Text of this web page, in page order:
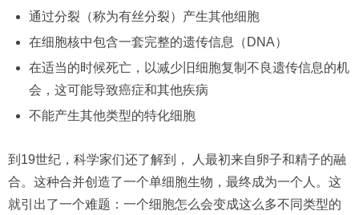
通过分裂（称为有丝分裂）产生其他细胞
在细胞核中包含一套完整的遗传信息（DNA）
在适当的时候死亡，以减少旧细胞复制不良遗传信息的机
会，这可能导致癌症和其他疾病
不能产生其他类型的特化细胞
到19世纪，科学家们还了解到， 人最初来自卵子和精子的融
合。这种合并创造了一个单细胞生物，最终成为一个人。这
就引出了一个难题：一个细胞怎么会变成这么多不同类型的